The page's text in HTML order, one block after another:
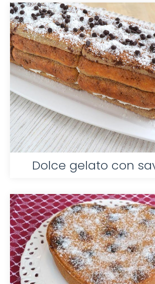
Dolce gelato con